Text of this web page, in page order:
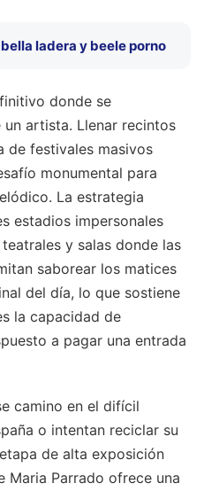
ladera y beele porno
donde se
artista. Llenar recintos
de festivales masivos
monumental para
La estrategia
estadios impersonales
y salas donde las
saborear los matices
del día, lo que sostiene
la capacidad de
a pagar una entrada
camino en el difícil
o intentan reciclar su
de alta exposición
Maria Parrado ofrece una